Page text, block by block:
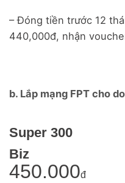
– Đóng tiền trước 12
440,000đ, nhận
b. Lắp mạng FPT cho
Super 300
Biz
450.000đ